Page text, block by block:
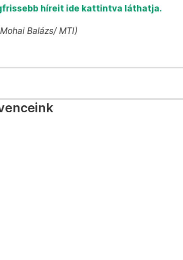
híreit ide kattintva láthatja.
Balázs/ MTI)